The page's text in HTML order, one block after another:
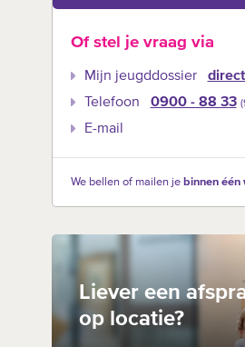
Of stel je vraag via
Mijn jeugddossier
Telefoon
0900 - 88 33
E-mail
We bellen of mailen je binnen één
Liever een
op locatie?